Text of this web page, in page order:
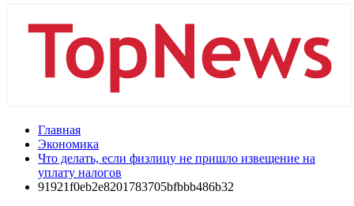
Главная
Экономика
Что делать, если физлицу не пришло извещение на
уплату налогов
91921f0eb2e8201783705bfbbb486b32